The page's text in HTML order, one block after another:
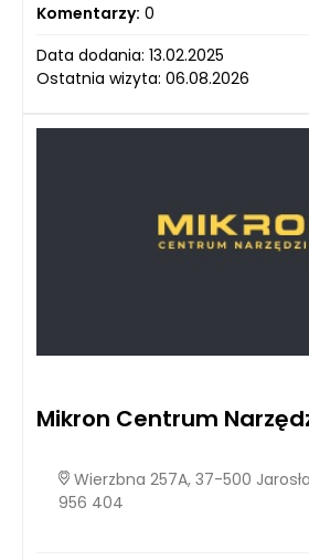
Komentarzy: 0
Data dodania: 13.02.2025
Ostatnia wizyta: 06.08.2026
Mikron Centrum
Wierzbna 257A, 37-500
956 404